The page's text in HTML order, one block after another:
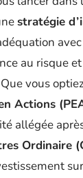
stratégie
au risque
vous
Actions
allégée
Ordinaire